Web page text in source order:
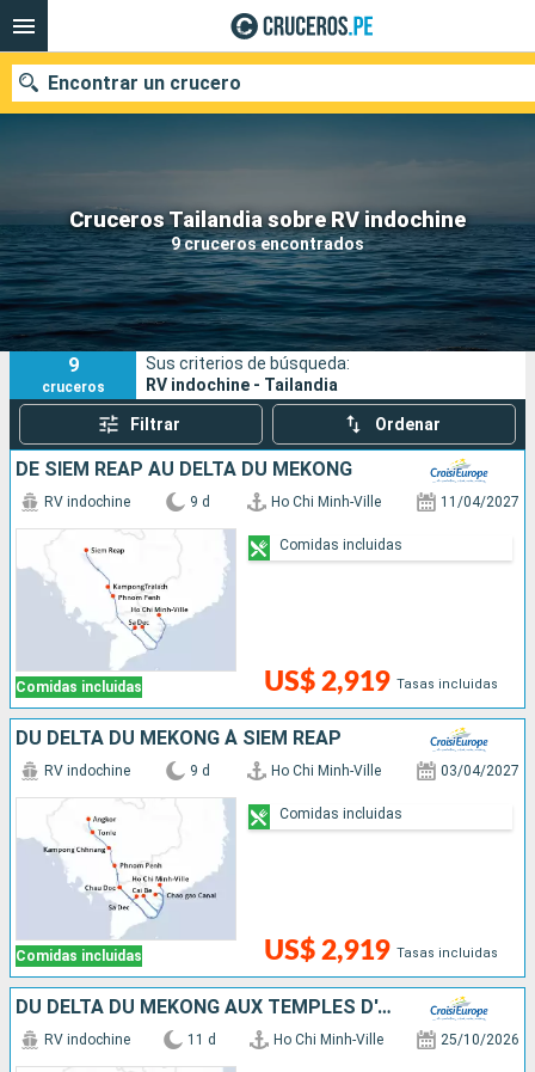
Cruceros Tailandia sobre RV indochine
9 cruceros encontrados
Encontrar un crucero
Nuestros destinos
Fecha de salida
Puertos Compañías
Buscar
9
cruceros
Sus criterios de búsqueda:
RV indochine - Tailandia
Filtrar Ordenar
DE SIEM REAP AU DELTA DU MÉKONG
Comidas incluidas
RV indochine 9 d Ho Chi Minh-Ville 11/04/2027
US$ 2,919 Tasas incluidas
Comidas incluidas
DU DELTA DU MÉKONG À SIEM REAP
Comidas incluidas
RV indochine 9 d Ho Chi Minh-Ville 03/04/2027
US$ 2,919 Tasas incluidas
Comidas incluidas
DU DELTA DU MÉKONG AUX TEMPLES D'ANGKOR (FORMULE PORT/PORT)
RV indochine 11 d Ho Chi Minh-Ville 25/10/2026